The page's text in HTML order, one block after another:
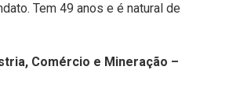
Tem 49 anos e é natural de
Comércio e Mineração –